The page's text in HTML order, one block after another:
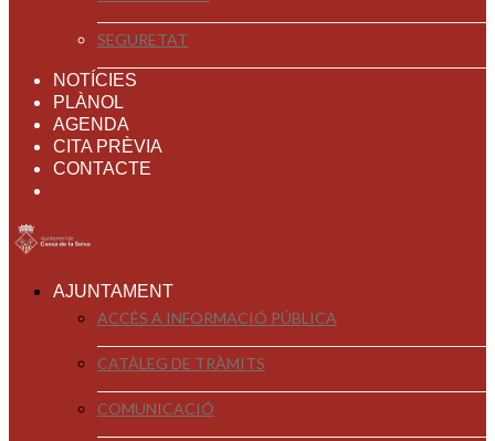
SEGURETAT
NOTÍCIES
PLÀNOL
AGENDA
CITA PRÈVIA
CONTACTE
AJUNTAMENT
ACCÉS A INFORMACIÓ PÚBLICA
CATÀLEG DE TRÀMITS
COMUNICACIÓ